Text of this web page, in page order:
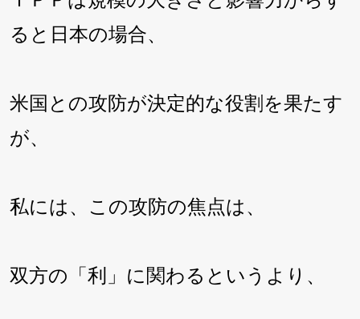
ると日本の場合、
米国との攻防が決定的な役割を果たす
が、
私には、この攻防の焦点は、
双方の「利」に関わるというより、